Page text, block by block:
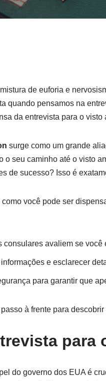
de euforia e
quando pensamos na
da entrevista para o
surge como um grande
o seu caminho até o visto
de sucesso? Isso é
você pode ser
consulares avaliem se você
e esclarecer
para garantir que
à frente para
para
do governo dos EUA é